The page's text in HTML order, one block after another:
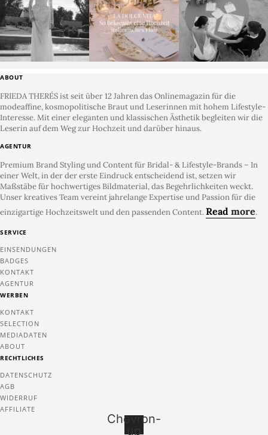
ABOUT
FRIEDA THERÉS ist seit über 12 Jahren das Onlinemagazin für die
modeaffine, kosmopolitische Braut und Leserinnen mit hohem Lifestyle-
Interesse. Mit einer eleganten und klassischen Ästhetik begleiten wir die
Leserin auf dem Weg zur Hochzeit und darüber hinaus.
AGENTUR
Premium Brand Styling und Content für Bridal- & Lifestyle-Brands – In
einer Welt, in der der erste Eindruck entscheidend ist, setzen wir
Maßstäbe für hochwertiges Bildmaterial, das Begehrlichkeiten weckt.
Unser kreatives Team vereint jahrelange Expertise und Passion für die
einzigartige Hochzeitswelt und den passenden Content.Read more.
SERVICE
EINSENDUNGEN
BADGES
KONTAKT
AGENTUR
WERBEN
KONTAKT
SELECTION
MEDIADATEN
ABOUT
RECHTLICHES
DATENSCHUTZ
AGB
WIDERRUF
AFFILIATE
Chevron-